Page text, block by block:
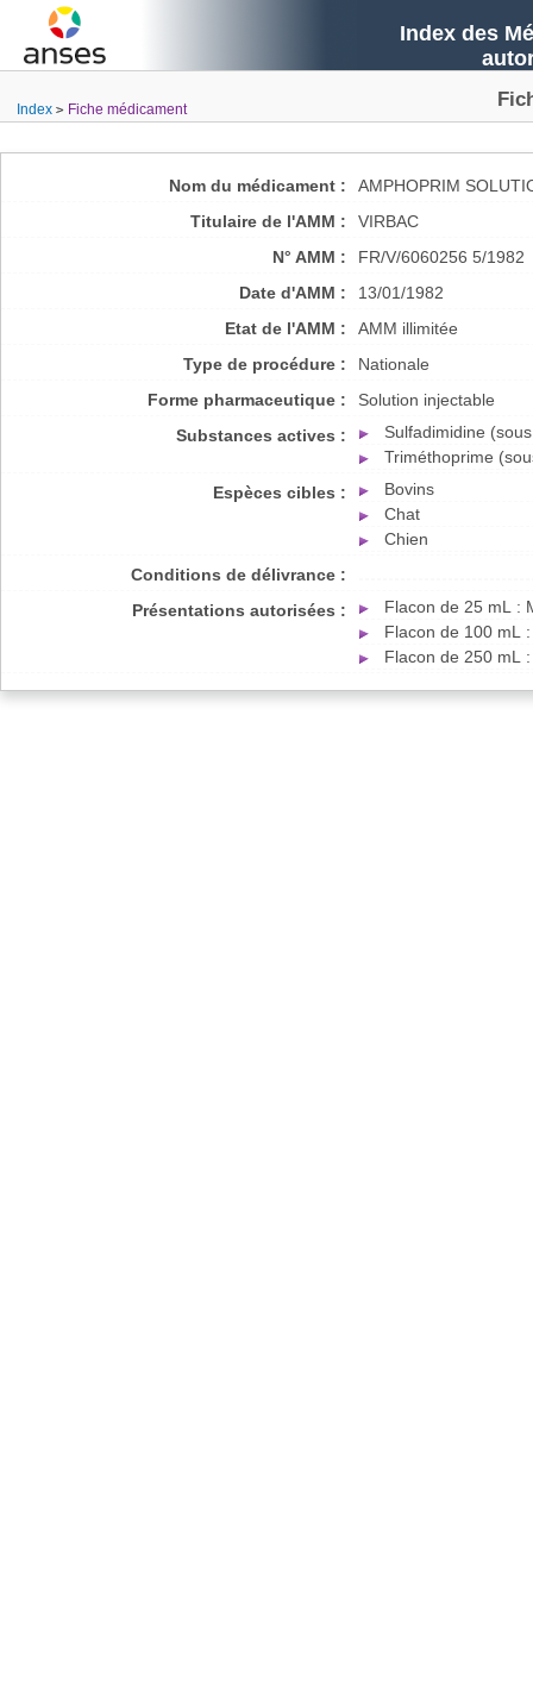
Index des
Index Fiche médicament
Nom du médicament :
AMPHOPRIM
Titulaire de l'AMM :
VIRBAC
N° AMM :
FR/V/6060256 5/1982
Date d'AMM :
13/01/1982
Etat de l'AMM :
AMM illimitée
Type de procédure :
Nationale
Forme pharmaceutique :
Solution injectable
Substances actives :
Sulfadimidine
Triméthoprime
Espèces cibles :
Bovins
Chat
Chien
Conditions de délivrance :
Présentations autorisées :
Flacon de 25 mL :
Flacon de 100 mL
Flacon de 250 mL